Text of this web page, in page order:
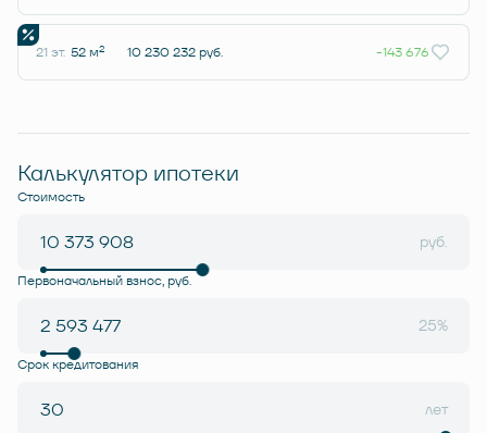
21 эт. 52 м2 10 230 232 руб. -143 676
Калькулятор ипотеки
Стоимость
руб.
Первоначальный взнос, руб.
25%
Срок кредитования
лет